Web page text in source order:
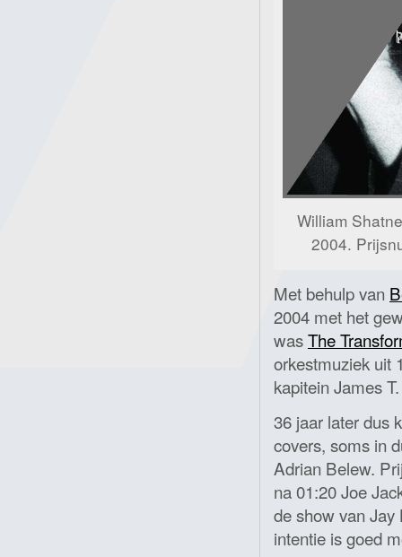
William
2004.
Met behulp van
2004 met het
wasThe
orkestmuziek uit
kapitein James
36 jaar later dus
covers, soms in
Adrian Belew.
na 01:20 Joe
de show van
intentie is goed